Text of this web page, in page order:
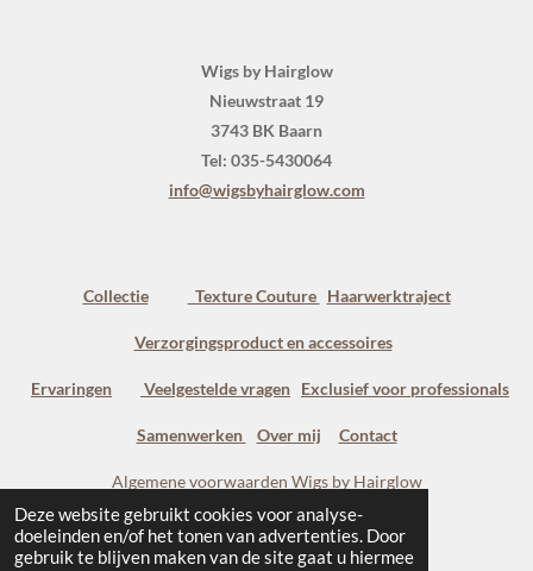
Deze website gebruikt cookies voor analyse-
doeleinden en/of het tonen van advertenties. Door
gebruik te blijven maken van de site gaat u hiermee
Wigs by Hairglow
Nieuwstraat 19
3743 BK Baarn
Tel: 035-5430064
info@wigsbyhairglow.com
Collectie Texture Couture Haarwerktraject
Verzorgingsproduct en accessoires
Ervaringen Veelgestelde vragen Exclusief voor professionals
Samenwerken Over mij Contact
Algemene voorwaarden Wigs by Hairglow
Salon voorwaarden Wigs by Hairglow